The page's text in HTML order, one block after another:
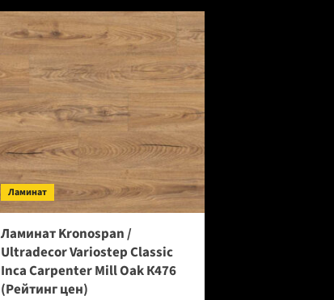
Виниловый
SPC
ламинат
Sense
SE710
Дуб
Айа
(Рейтинг
цен)
Ламинат
Ламинат Kronospan /
Ultradecor Variostep Classic
Inca Carpenter Mill Oak К476
(Рейтинг цен)